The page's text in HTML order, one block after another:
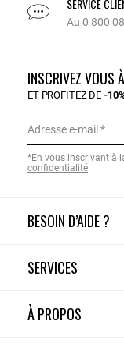
SERVICE
Au 0 800
BESOIN D’AIDE ?
SERVICES
À PROPOS
INSCRIVEZ VOUS
ET PROFITEZ DE-
Adresse e-mail
*En vous inscrivant à
confidentialité.